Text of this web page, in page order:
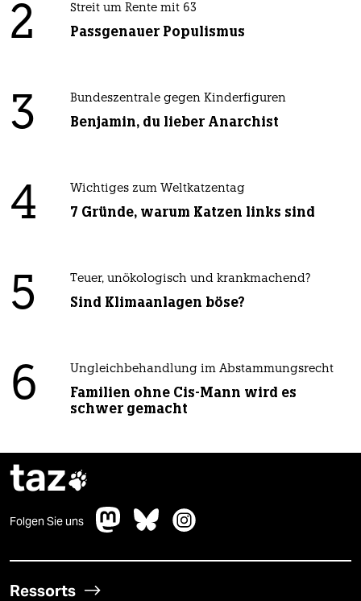
2 Streit um Rente mit 63
Passgenauer Populismus
3 Bundeszentrale gegen Kinderfiguren
Benjamin, du lieber Anarchist
4 Wichtiges zum Weltkatzentag
7 Gründe, warum Katzen links sind
5 Teuer, unökologisch und krankmachend?
Sind Klimaanlagen böse?
6 Ungleichbehandlung im Abstammungsrecht
Familien ohne Cis-Mann wird es
schwer gemacht
taz
Folgen Sie uns
Ressorts